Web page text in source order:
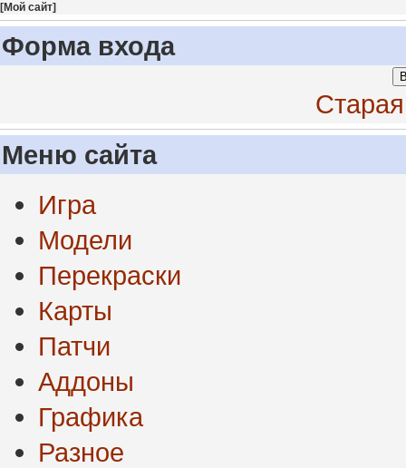
[Мой сайт]
Форма входа
Меню сайта
Игра
Модели
Перекраски
Карты
Патчи
Аддоны
Графика
Разное